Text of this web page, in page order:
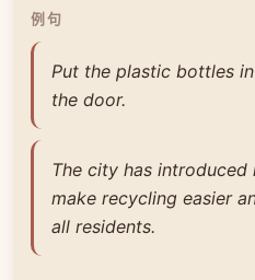
例句
Put the plastic bottles
the door.
The city has introduced
make recycling easier
all residents.